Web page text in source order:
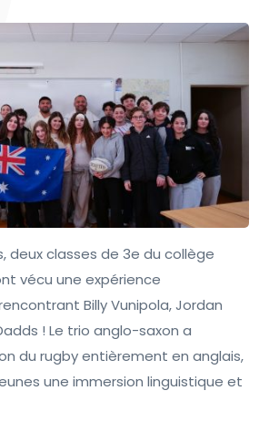
deux classes de 3e du collège
vécu une expérience
Billy Vunipola, Jordan
! Le trio anglo-saxon a
du rugby entièrement en anglais,
une immersion linguistique et